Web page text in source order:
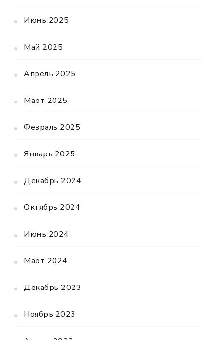
Июнь 2025
Май 2025
Апрель 2025
Март 2025
Февраль 2025
Январь 2025
Декабрь 2024
Октябрь 2024
Июнь 2024
Март 2024
Декабрь 2023
Ноябрь 2023